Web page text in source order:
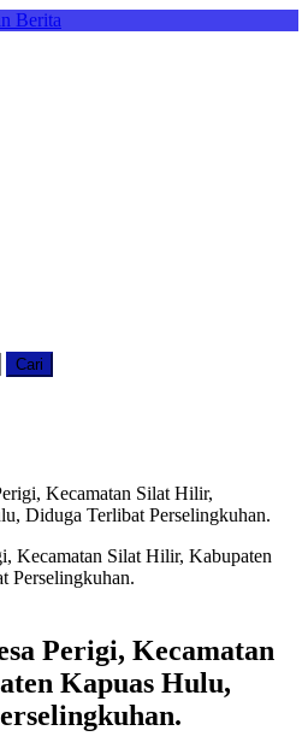
Kecamatan Silat Hilir,
Diduga Terlibat Perselingkuhan.
Perigi, Kecamatan
Kapuas Hulu,